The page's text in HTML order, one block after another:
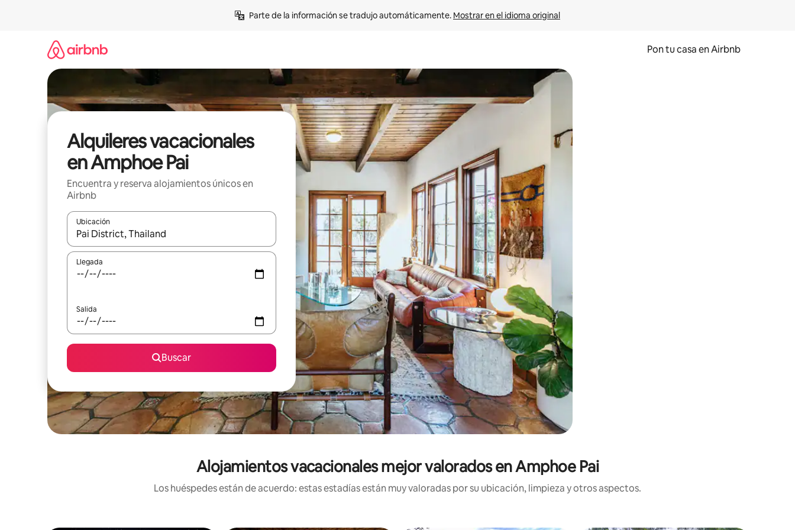
Parte de la información se tradujo automáticamente. Mostrar en el idioma original
Pon tu casa en Airbnb
Alquileres vacacionales
en Amphoe Pai
Encuentra y reserva alojamientos únicos en
Airbnb
Ubicación
Cuando los resultados estén disponibles, navega con las teclas de flecha hacia arriba y hacia abajo o explora con el tacto o desliza el dedo.
Llegada
Salida
Buscar
Alojamientos vacacionales mejor valorados en Amphoe Pai
Los huéspedes están de acuerdo: estas estadías están muy valoradas por su ubicación, limpieza y otros aspectos.